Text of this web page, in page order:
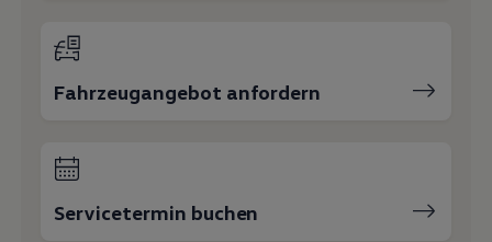
Fahrzeugangebot anfordern
Servicetermin buchen